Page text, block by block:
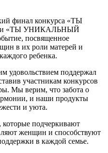
финал конкурса «ТЫ
и «ТЫ УНИКАЛЬНЫЙ
посвященное
в их роли матерей и
ребенка.
удовольствием поддержал
участникам конкурсов
Мы верим, что забота о
и наши продукты
и уюта.
подчеркивают
женщин и способствуют
в каждой семье.